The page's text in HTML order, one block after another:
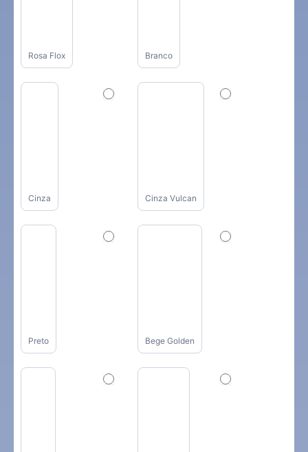
Rosa Flox Branco
Cinza Cinza Vulcan
Preto Bege Golden